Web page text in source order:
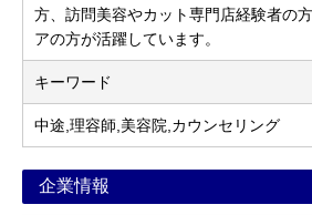
方、訪問美容やカット専門店経験者の
アの方が活躍しています。
キーワード
中途,理容師,美容院,カウンセリング
企業情報